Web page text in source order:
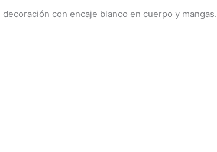
con encaje blanco en cuerpo y mangas.